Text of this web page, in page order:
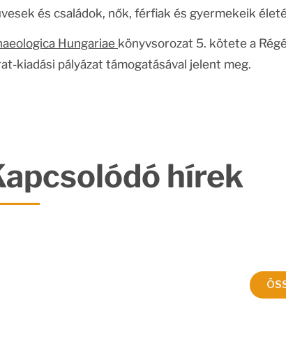
és családok, nők, férfiak és gyermekeik
Hungariae könyvsorozat 5. kötete a
kiadási pályázat támogatásával jelent meg.
hírek